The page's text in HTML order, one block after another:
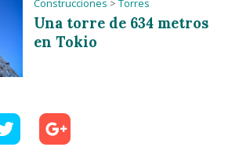
Construcciones > Torres
Una torre de 634 metros
en Tokio